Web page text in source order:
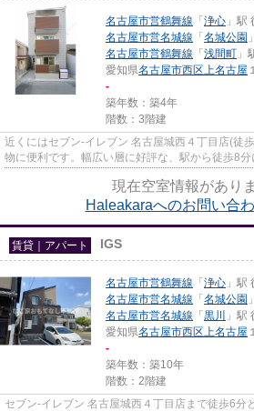
名古屋市営鶴舞線 「 浄心 」駅
名古屋市営名城線 「 名城公園
名古屋市営鶴舞線 「 浅間町 」
愛知県名古屋市西区上名古屋
-
築年数：築4年
階数：3階建
近くにはセブン‐イレブン 名古屋城西４丁目店(徒
物に便利です。幅広い層に好評な、駅から徒歩8
現在空室情報があり
Haleakaraへのお問い合
賃貸｜アパート IGS
名古屋市営鶴舞線 「 浄心 」駅
名古屋市営名城線 「 名城公園
名古屋市営名城線 「 黒川
」駅
愛知県名古屋市西区上名古屋
-
築年数：築10年
階数：2階建
セブン‐イレブン 名古屋城西４丁目店まで徒歩6分